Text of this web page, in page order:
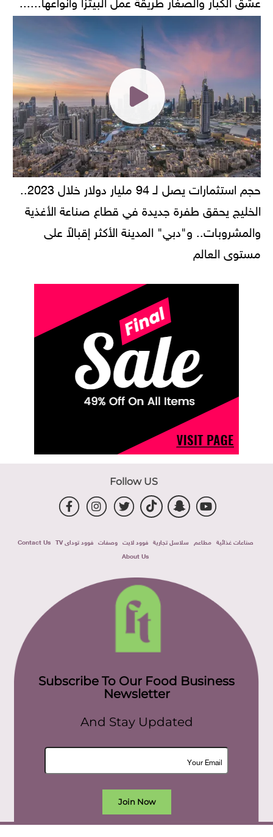
حجم استثمارات يصل لـ 94 مليار دولار خلال 2023..
الخليج يحقق طفرة جديدة في قطاع صناعة الأغذية
والمشروبات.. و"دبي" المدينة الأكثر إقبالاً على
مستوى العالم
Follow US
صناعات غذائية مطاعم سلاسل تجارية فوود لايت وصفات فوود توداى TV
Contact Us
About Us
Subscribe To Our Food Business
Newsletter
And Stay Updated
Join Now